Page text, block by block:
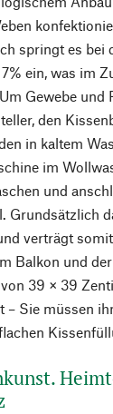
springt es bei
ein, was im
Gewebe und
den
in kaltem
im
und
Grundsätzlich
verträgt
Balkon und
39 × 39
– Sie müssen